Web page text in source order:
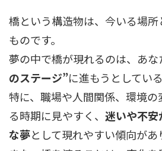
橋という構造物は、今いる場
ものです。
夢の中で橋が現れるのは、あ
のステージ”に進もうとしてい
特に、職場や人間関係、環境
る時期に見やすく、 迷いや不
な夢として現れやすい傾向があ